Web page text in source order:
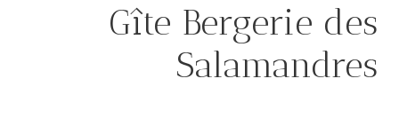
Gîte Bergerie des
Salamandres